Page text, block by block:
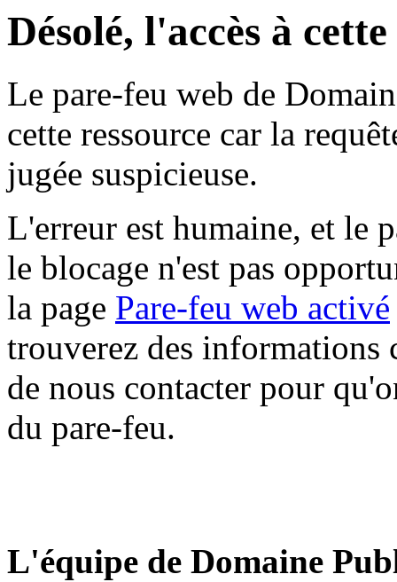
Désolé, l'accès à
Le pare-feu web de
cette ressource car la
jugée suspicieuse.
L'erreur est humaine, et le
le blocage n'est pas
la page Pare-feu web activé
trouverez des informations
de nous contacter pour
du pare-feu.
L'équipe de Domaine